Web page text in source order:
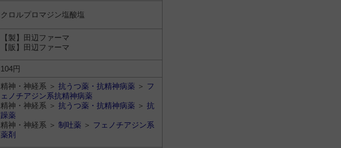
クロルプロマジン塩酸塩
【製】田辺ファーマ
【販】田辺ファーマ
104円
精神・神経系 ＞ 抗うつ薬・抗精神病薬 ＞ フ
ェノチアジン系抗精神病薬
精神・神経系 ＞ 抗うつ薬・抗精神病薬 ＞ 抗
躁薬
精神・神経系 ＞ 制吐薬 ＞ フェノチアジン系
薬剤